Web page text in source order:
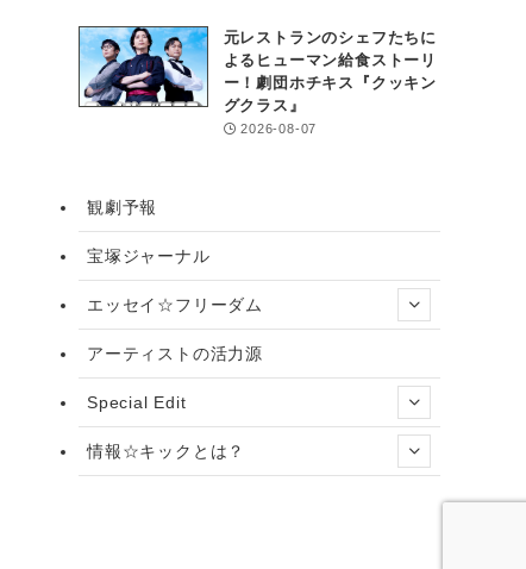
元レストランのシェフたちに
よるヒューマン給食ストーリ
ー！劇団ホチキス『クッキン
グクラス』
2026-08-07
観劇予報
宝塚ジャーナル
エッセイ☆フリーダム
アーティストの活力源
Special Edit
情報☆キックとは？